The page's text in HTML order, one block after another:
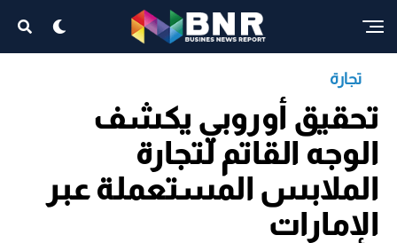
تجارة
تحقيق أوروبي يكشف
الوجه القاتم لتجارة
الملابس المستعملة عبر
الإمارات